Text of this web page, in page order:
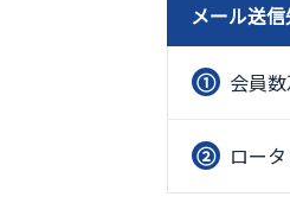
メール送
① 会員
② ロー